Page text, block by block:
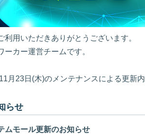
利用いただきありがとうございます。
ーカー運営チームです。
月23日(木)のメンテナンスによる更新
らせ
ムモール更新のお知らせ